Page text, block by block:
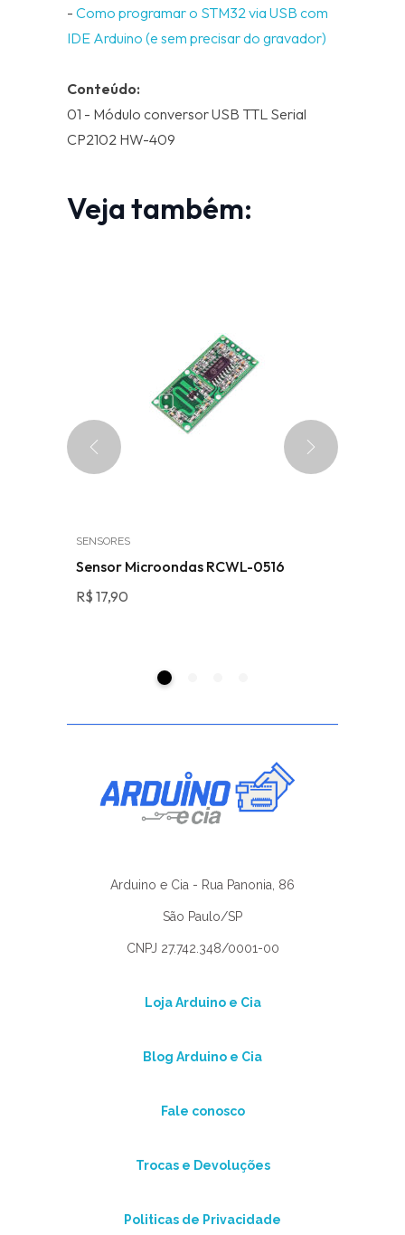
- Como programar o STM32 via USB com
IDE Arduino (e sem precisar do gravador)
Conteúdo:
01 - Módulo conversor USB TTL Serial
CP2102 HW-409
Veja também:
SENSORES
Sensor Microondas RCWL-0516
R$ 17,90
Arduino e Cia - Rua Panonia, 86
São Paulo/SP
CNPJ 27.742.348/0001-00
Loja Arduino e Cia
Blog Arduino e Cia
Fale conosco
Trocas e Devoluções
Politicas de Privacidade